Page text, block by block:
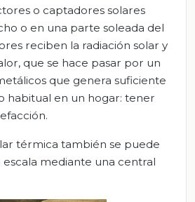
o captadores solares
o en una parte soleada del
reciben la radiación solar y
que se hace pasar por un
que genera suficiente
habitual en un hogar: tener
térmica también se puede
mediante una central